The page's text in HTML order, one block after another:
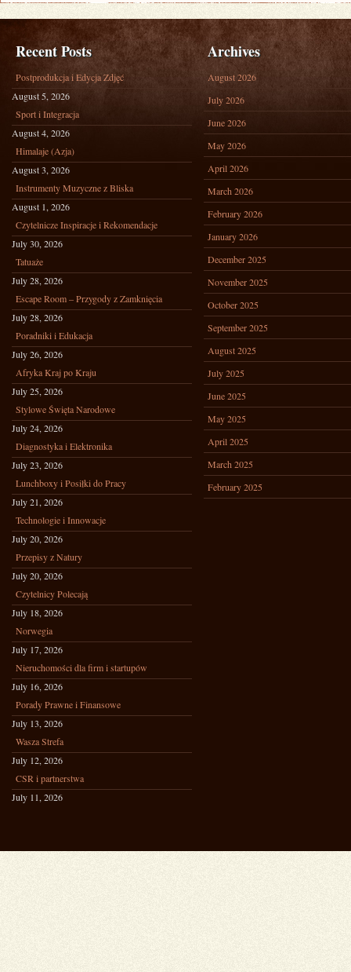
Recent Posts
Postprodukcja i Edycja Zdjęć
August 5, 2026
Sport i Integracja
August 4, 2026
Himalaje (Azja)
August 3, 2026
Instrumenty Muzyczne z Bliska
August 1, 2026
Czytelnicze Inspiracje i Rekomendacje
July 30, 2026
Tatuaże
July 28, 2026
Escape Room – Przygody z Zamknięcia
July 28, 2026
Poradniki i Edukacja
July 26, 2026
Afryka Kraj po Kraju
July 25, 2026
Stylowe Święta Narodowe
July 24, 2026
Diagnostyka i Elektronika
July 23, 2026
Lunchboxy i Posiłki do Pracy
July 21, 2026
Technologie i Innowacje
July 20, 2026
Przepisy z Natury
July 20, 2026
Czytelnicy Polecają
July 18, 2026
Norwegia
July 17, 2026
Nieruchomości dla firm i startupów
July 16, 2026
Porady Prawne i Finansowe
July 13, 2026
Wasza Strefa
July 12, 2026
CSR i partnerstwa
July 11, 2026
Archives
August 2026
July 2026
June 2026
May 2026
April 2026
March 2026
February 2026
January 2026
December 2025
November 2025
October 2025
September 2025
August 2025
July 2025
June 2025
May 2025
April 2025
March 2025
February 2025